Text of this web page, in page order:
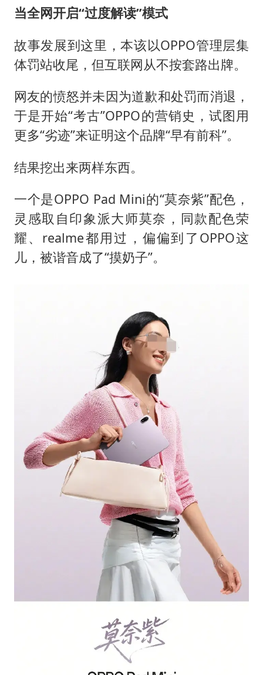
当全网开启“过度解读”模式
故事发展到这里，本该以OPPO管理层集
体罚站收尾，但互联网从不按套路出牌。
网友的愤怒并未因为道歉和处罚而消退，
于是开始“考古”OPPO的营销史，试图用
更多“劣迹”来证明这个品牌“早有前科”。
结果挖出来两样东西。
一个是OPPO Pad Mini的“莫奈紫”配色，
灵感取自印象派大师莫奈，同款配色荣
耀、realme都用过，偏偏到了OPPO这
儿，被谐音成了“摸奶子”。